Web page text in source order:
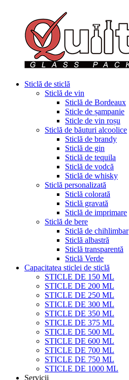
Sticlă de sticlă
Sticlă de vin
Sticlă de Bordeaux
Sticle de șampanie
Sticle de vin roșu
Sticlă de băuturi alcoolice
Sticlă de brandy
Sticlă de gin
Sticlă de tequila
Sticlă de vodcă
Sticlă de whisky
Sticlă personalizată
Sticlă colorată
Sticlă gravată
Sticlă de imprimare
Sticlă de bere
Sticlă de chihlimbar
Sticlă albastră
Sticlă transparentă
Sticlă Verde
Capacitatea sticlei de sticlă
STICLE DE 150 ML
STICLE DE 200 ML
STICLE DE 250 ML
STICLE DE 300 ML
STICLE DE 350 ML
STICLE DE 375 ML
STICLE DE 500 ML
STICLE DE 600 ML
STICLE DE 700 ML
STICLE DE 750 ML
STICLE DE 1000 ML
Servicii